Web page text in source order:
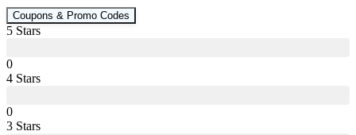
Coupons & Promo Codes
5 Stars
0
4 Stars
0
3 Stars